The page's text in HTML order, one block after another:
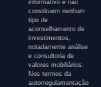
informativo e não
constituem nenhum
tipo de
aconselhamento de
investimentos,
notadamente análise
e consultoria de
valores mobiliários.
Nos termos da
autorregulamentação